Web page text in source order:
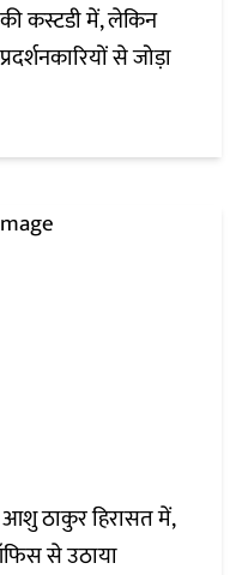
कस्टडी में, लेकिन
से जोड़ा
आशु ठाकुर हिरासत में,
से उठाया